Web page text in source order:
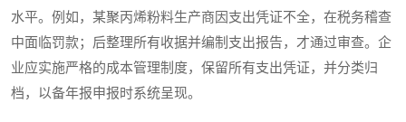
水平。例如，某聚丙烯粉料生产商因支出凭证不全，在税务稽查
中面临罚款；后整理所有收据并编制支出报告，才通过审查。企
业应实施严格的成本管理制度，保留所有支出凭证，并分类归
档，以备年报申报时系统呈现。